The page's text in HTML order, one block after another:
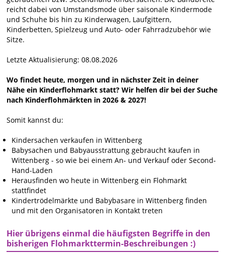
reicht dabei von Umstandsmode über saisonale Kindermode
und Schuhe bis hin zu Kinderwagen, Laufgittern,
Kinderbetten, Spielzeug und Auto- oder Fahrradzubehör wie
Sitze.
Letzte Aktualisierung: 08.08.2026
Wo findet heute, morgen und in nächster Zeit in deiner
Nähe ein Kinderflohmarkt statt? Wir helfen dir bei der Suche
nach Kinderflohmärkten in 2026 & 2027!
Somit kannst du:
Kindersachen verkaufen in Wittenberg
Babysachen und Babyausstrattung gebraucht kaufen in
Wittenberg - so wie bei einem An- und Verkauf oder Second-
Hand-Laden
Herausfinden wo heute in Wittenberg ein Flohmarkt
stattfindet
Kindertrödelmärkte und Babybasare in Wittenberg finden
und mit den Organisatoren in Kontakt treten
Hier übrigens einmal die häufigsten Begriffe in den
bisherigen Flohmarkttermin-Beschreibungen :)